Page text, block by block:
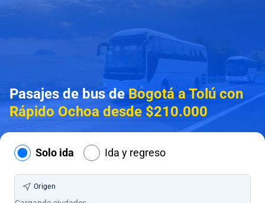
Pasajes de bus deBogotá a Tolú con
Rápido Ochoa desde $210.000
Solo ida Ida y regreso
Origen